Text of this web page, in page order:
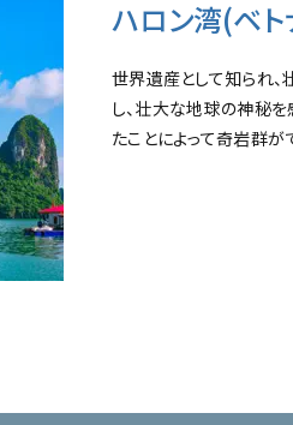
ハロン湾(ベト
世界遺産として知られ
し、壮大な地球の神秘を
たことによって奇岩群が